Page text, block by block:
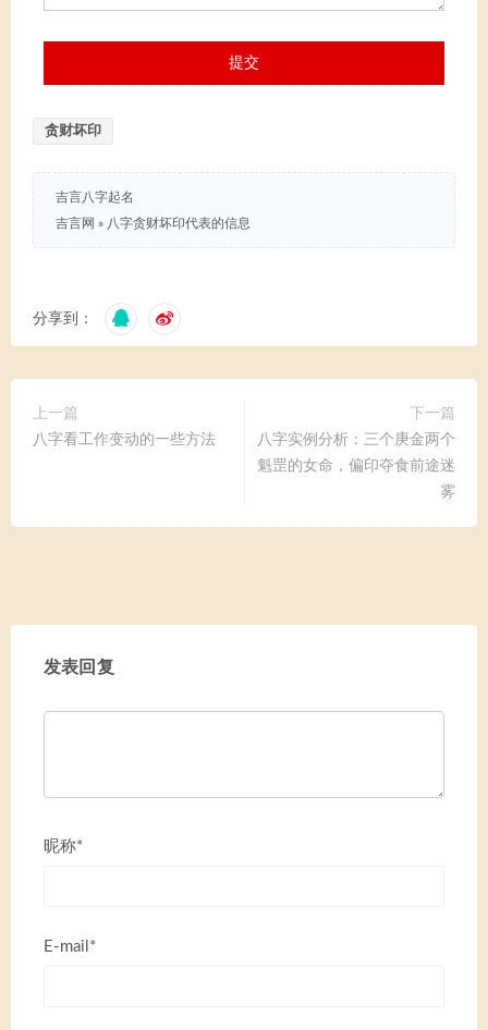
贪财坏印
吉言八字起名
吉言网 » 八字贪财坏印代表的信息
分享到：
上一篇
八字看工作变动的一些方法
下一篇
八字实例分析：三个庚金两个
魁罡的女命，偏印夺食前途迷
雾
发表回复
昵称*
E-mail*